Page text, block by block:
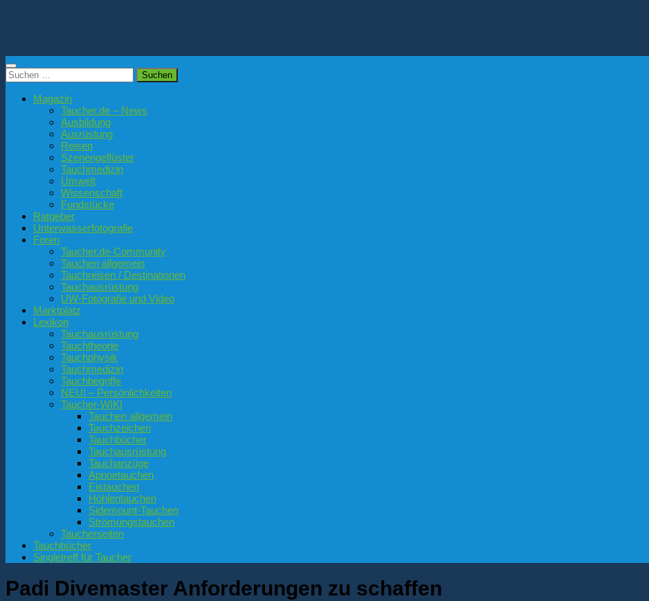
Suchen
nach:
Magazin
Taucher.de – News
Ausbildung
Ausrüstung
Reisen
Szenengeflüster
Tauchmedizin
Umwelt
Wissenschaft
Fundstücke
Ratgeber
Unterwasserfotografie
Foren
Taucher.de-Community
Tauchen allgemein
Tauchreisen / Destinationen
Tauchausrüstung
UW-Fotografie und Video
Marktplatz
Lexikon
Tauchausrüstung
Tauchtheorie
Tauchphysik
Tauchmedizin
Tauchbegriffe
NEU! – Persönlichkeiten
Taucher-WIKI
Tauchen allgemein
Tauchzeichen
Tauchbücher
Tauchausrüstung
Tauchanzüge
Apnoetauchen
Eistauchen
Höhlentauchen
Sidemount-Tauchen
Strömungstauchen
Taucherseiten
Tauchbücher
Singletreff für Taucher
Padi Divemaster Anforderungen zu schaffen